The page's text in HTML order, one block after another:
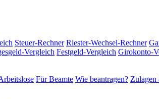
Steuer-Rechner Riester-Wechsel-Rechner
Vergleich Festgeld-Vergleich Girokonto-
Für Beamte Wie beantragen? Zulagen